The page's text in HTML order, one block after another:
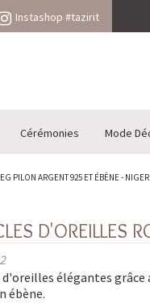
Instashop #tazirit
Cérémonies Mode
PILON ARGENT 925 ET ÉBÈNE -
D'OREILLES
d'oreilles élégantes
ébène.